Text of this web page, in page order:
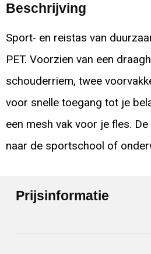
Beschrijving
Sport- en reistas van
PET. Voorzien van een
schouderriem, twee
voor snelle toegang tot je
een mesh vak voor je fles.
naar de sportschool of
Prijsinformatie